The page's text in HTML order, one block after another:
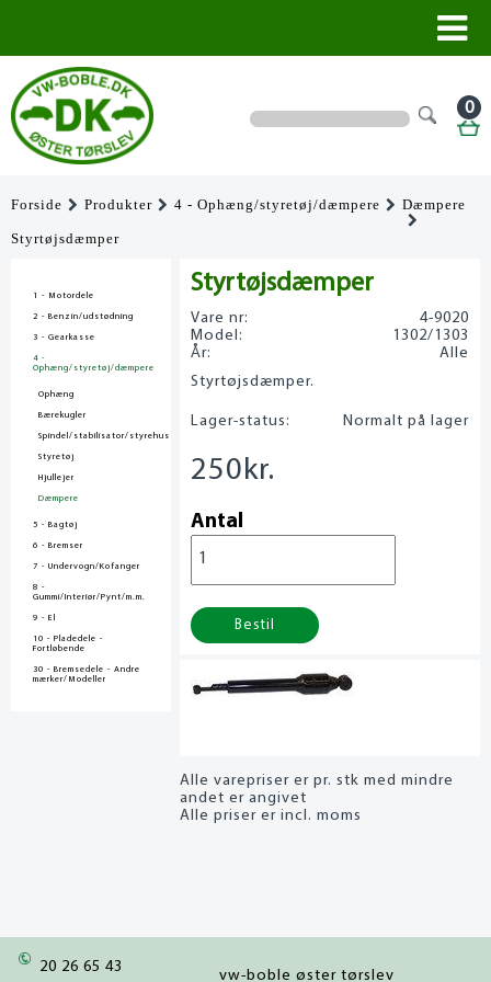
0
Forside Produkter 4 - Ophæng/styretøj/dæmpere Dæmpere
Styrtøjsdæmper
1 - Motordele
2 - Benzin/udstødning
3 - Gearkasse
4 -
Ophæng/styretøj/dæmpere
Ophæng
Bærekugler
Spindel/stabilisator/styrehus
Styretøj
Hjullejer
Dæmpere
5 - Bagtøj
6 - Bremser
7 - Undervogn/Kofanger
8 -
Gummi/Interiør/Pynt/m.m.
9 - El
10 - Pladedele -
Fortløbende
30 - Bremsedele - Andre
mærker/Modeller
Styrtøjsdæmper
Vare nr:
4-9020
Model:
1302/1303
År:
Alle
Styrtøjsdæmper.
Lager-status: Normalt på lager
250 kr.
Antal
Bestil
Alle varepriser er pr. stk med mindre
andet er angivet
Alle priser er incl. moms
20 26 65 43
vw-boble øster tørslev